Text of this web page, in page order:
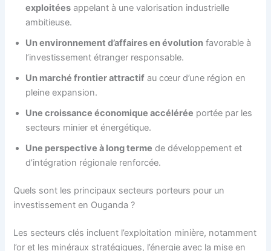
exploitées appelant à une valorisation industrielle
ambitieuse.
Un environnement d’affaires en évolution favorable à
l’investissement étranger responsable.
Un marché frontier attractif au cœur d’une région en
pleine expansion.
Une croissance économique accélérée portée par les
secteurs minier et énergétique.
Une perspective à long terme de développement et
d’intégration régionale renforcée.
Quels sont les principaux secteurs porteurs pour un
investissement en Ouganda ?
Les secteurs clés incluent l’exploitation minière, notamment
l’or et les minéraux stratégiques, l’énergie avec la mise en